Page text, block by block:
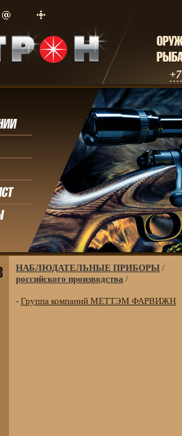
НАБЛЮДАТЕЛЬНЫЕ ПРИБОРЫ /
российского производства /
- Группа компаний МЕТТЭМ ФАРВИЖН